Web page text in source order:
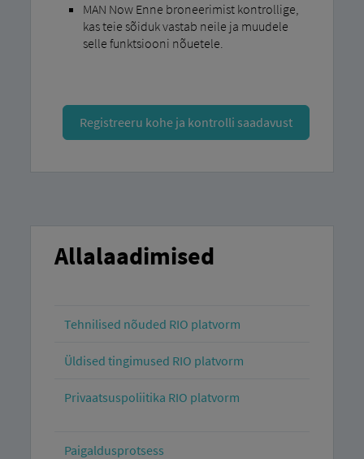
MAN Now Enne broneerimist kontrollige,
kas teie sõiduk vastab neile ja muudele
selle funktsiooni nõuetele.
Registreeru kohe ja kontrolli saadavust
Allalaadimised
Tehnilised nõuded RIO platvorm
Üldised tingimused RIO platvorm
Privaatsuspoliitika RIO platvorm
Paigaldusprotsess